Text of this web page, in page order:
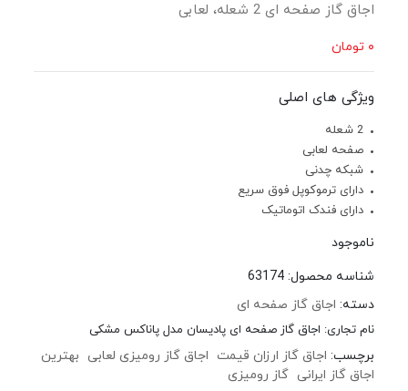
اجاق گاز صفحه ای 2 شعله، لعابی
۰ تومان
ویژگی های اصلی
2 شعله
صفحه لعابی
شبکه چدنی
دارای ترموکوپل فوق سریع
دارای فندک اتوماتیک
ناموجود
شناسه محصول: 63174
دسته: اجاق گاز صفحه ای
نام تجاری: اجاق گاز صفحه ای پادیسان مدل پاناکس مشکی
برچسب: اجاق گاز ارزان قیمت اجاق گاز رومیزی لعابی بهترین
اجاق گاز ایرانی گاز رومیزی